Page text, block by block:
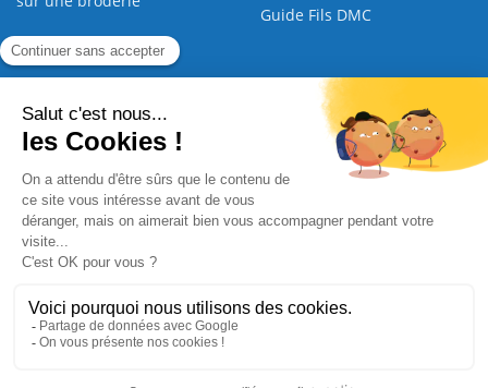
Guide Fils DMC
Guide de la Broderie
Commande Papier Qui sommes nous Nous contacter |
Paiement sécurisé
2008 - 2026 © CreaMagic. ALL Rights Reserved.